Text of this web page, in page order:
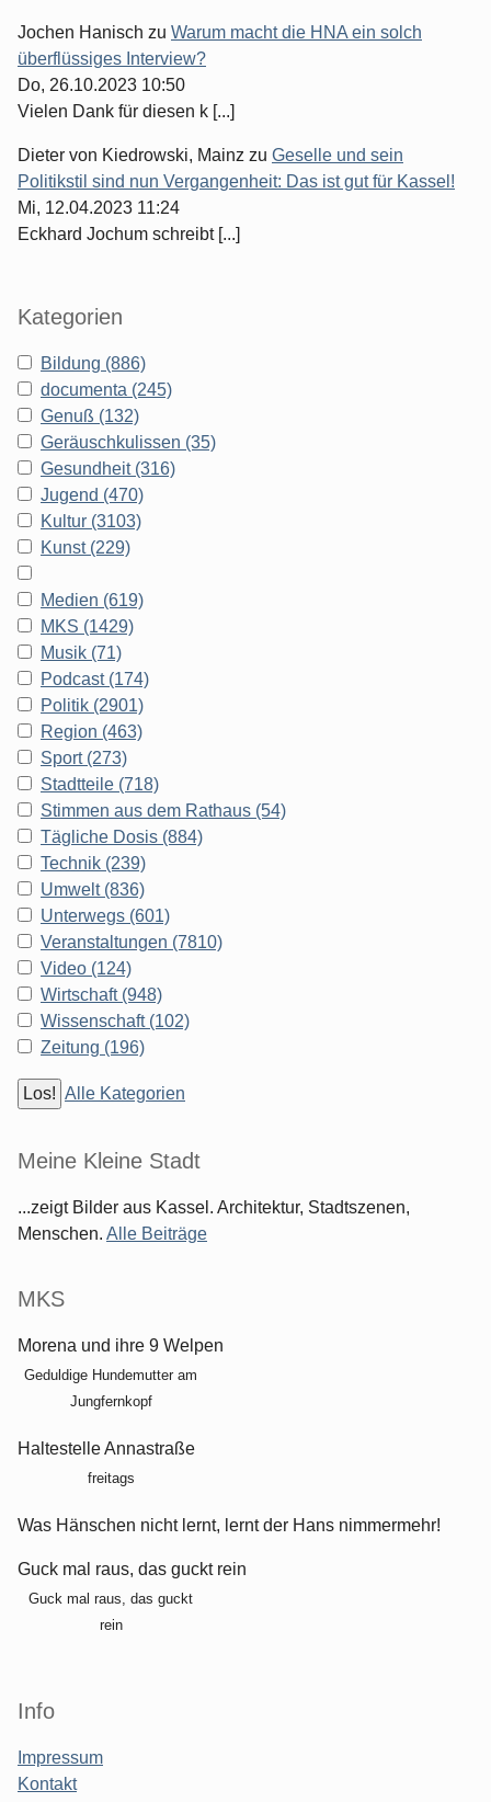
Jochen Hanisch zu Warum macht die HNA ein solch
überflüssiges Interview?
Do, 26.10.2023 10:50
Vielen Dank für diesen k [...]
Dieter von Kiedrowski, Mainz zu Geselle und sein
Politikstil sind nun Vergangenheit: Das ist gut für Kassel!
Mi, 12.04.2023 11:24
Eckhard Jochum schreibt [...]
Kategorien
Bildung (886)
documenta (245)
Genuß (132)
Geräuschkulissen (35)
Gesundheit (316)
Jugend (470)
Kultur (3103)
Kunst (229)
Medien (619)
MKS (1429)
Musik (71)
Podcast (174)
Politik (2901)
Region (463)
Sport (273)
Stadtteile (718)
Stimmen aus dem Rathaus (54)
Tägliche Dosis (884)
Technik (239)
Umwelt (836)
Unterwegs (601)
Veranstaltungen (7810)
Video (124)
Wirtschaft (948)
Wissenschaft (102)
Zeitung (196)
Alle Kategorien
Meine Kleine Stadt
...zeigt Bilder aus Kassel. Architektur, Stadtszenen,
Menschen. Alle Beiträge
MKS
Morena und ihre 9 Welpen
Geduldige Hundemutter am
Jungfernkopf
Haltestelle Annastraße
freitags
Was Hänschen nicht lernt, lernt der Hans nimmermehr!
Guck mal raus, das guckt rein
Guck mal raus, das guckt
rein
Info
Impressum
Kontakt